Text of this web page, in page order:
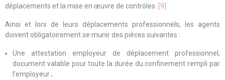
déplacements et la mise en œuvre de contrôles.
[9]
Ainsi et lors de leurs déplacements professionnels, les agents
doivent obligatoirement se munir des pièces suivantes :
Une attestation employeur de déplacement professionnel,
document valable pour toute la durée du confinement rempli par
l’employeur ;